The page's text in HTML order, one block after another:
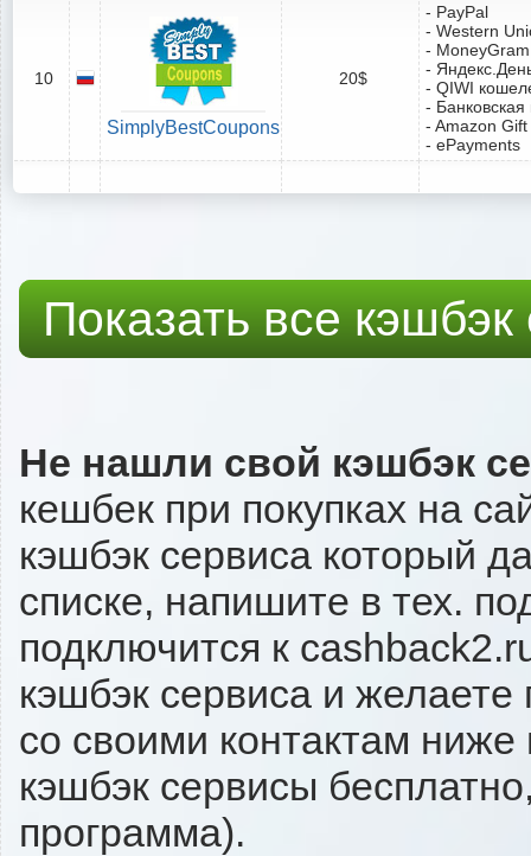
10
SimplyBestCoupons
20$
- PayPal
- Western
- MoneyGram
-
- QIWI
-
- Amazon
- ePayments
Показать все
Не нашли свой кэшбэк
кешбек при покупках на
кэшбэк сервиса который
списке, напишите в тех.
подключится к
кэшбэк сервиса и желаете
со своими контактам
кэшбэк сервисы
программа).